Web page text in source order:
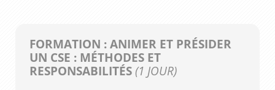
FORMATION : ANIMER ET PRÉSIDER
UN CSE : MÉTHODES ET
RESPONSABILITÉS(1 JOUR)